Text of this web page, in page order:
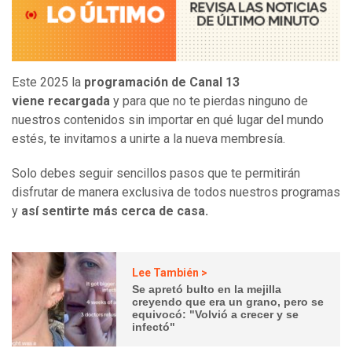
Este 2025 la programación de Canal 13
viene recargada y para que no te pierdas ninguno de
nuestros contenidos sin importar en qué lugar del mundo
estés, te invitamos a unirte a la nueva membresía.
Solo debes seguir sencillos pasos que te permitirán
disfrutar de manera exclusiva de todos nuestros programas
y así sentirte más cerca de casa.
Lee También >
Se apretó bulto en la mejilla
creyendo que era un grano, pero se
equivocó: "Volvió a crecer y se
infectó"